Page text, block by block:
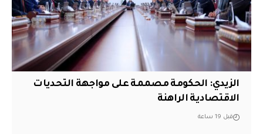
الزيدي: الحكومة مصممة على مواجهة التحديات
الاقتصادية الراهنة
قبل 19 ساعة